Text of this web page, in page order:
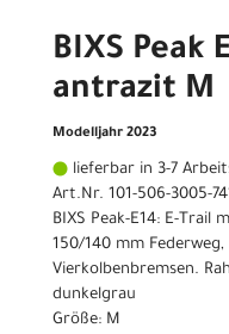
BIXS Peak
antrazit M
Modelljahr 2023
lieferbar in 3-7
Art.Nr. 101-506-3005-
BIXS Peak-E14: E-Trail
150/140 mm
Vierkolbenbremsen.
dunkelgrau
Größe: M